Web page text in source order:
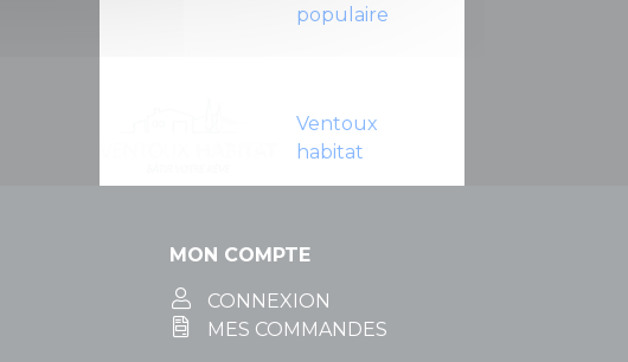
populaire
Ventoux
habitat
MON COMPTE
CONNEXION
MES COMMANDES